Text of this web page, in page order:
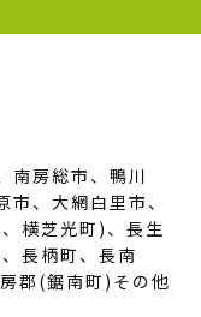
南房総市、鴨川
、大網白里市、
横芝光町)、長生
長柄町、長南
郡(鋸南町)その他